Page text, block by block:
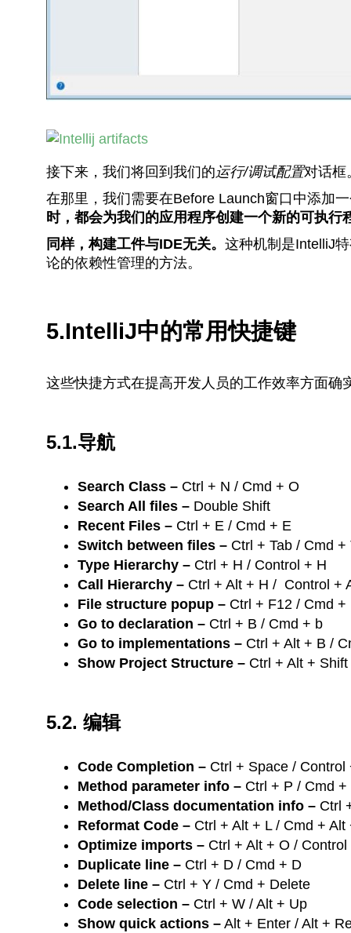
接下来，我们将回到我们的运行/调试配置对话框
在那里，我们需要在Before Launch窗口中添加
时，都会为我们的应用程序创建一个新的可执行
同样，构建工件与IDE无关。 这种机制是IntelliJ
论的依赖性管理的方法。
5.IntelliJ中的常用快捷键
这些快捷方式在提高开发人员的工作效率方面
5.1.导航
Search Class –Ctrl + N / Cmd + O
Search All files – Double Shift
Recent Files –Ctrl + E / Cmd + E
Switch between files –Ctrl + Tab / Cmd +
Type Hierarchy – Ctrl + H / Control + H
Call Hierarchy –Ctrl + Alt + H / Control +
File structure popup –Ctrl + F12 / Cmd +
Go to declaration –Ctrl + B / Cmd + b
Go to implementations –Ctrl + Alt + B /
Show Project Structure –Ctrl + Alt + Shift
5.2. 编辑
Code Completion –Ctrl + Space / Control
Method parameter info –Ctrl + P / Cmd +
Method/Class documentation info –Ctrl
Reformat Code –Ctrl + Alt + L / Cmd + Alt
Optimize imports –Ctrl + Alt + O / Control
Duplicate line –Ctrl + D / Cmd + D
Delete line –Ctrl + Y / Cmd + Delete
Code selection –Ctrl + W / Alt + Up
Show quick actions –Alt + Enter / Alt +